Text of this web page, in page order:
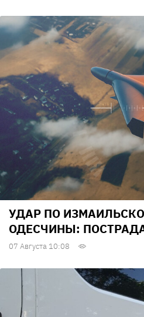
УДАР ПО
ОДЕСЧИНЫ:
07 Августа 10:08